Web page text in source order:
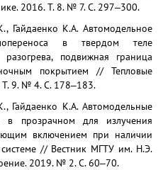
2016. Т. 8. № 7. С. 297‒300.
Гайдаенко К.А. Автомодельное
в твердом теле
подвижная граница
покрытием // Тепловые
Т. 9. № 4. С. 178‒183.
Гайдаенко К.А. Автомодельные
в прозрачном для излучения
включением при наличии
// Вестник МГТУ им. Н.Э.
2019. № 2. С. 60‒70.